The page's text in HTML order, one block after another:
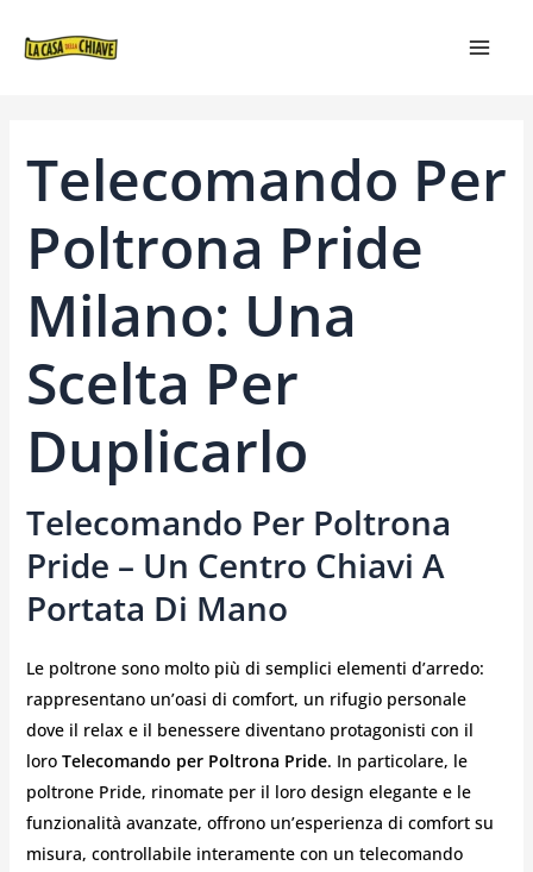
Telecomando Per
Poltrona Pride
Milano: Una
Scelta Per
Duplicarlo
Telecomando Per Poltrona
Pride – Un Centro Chiavi A
Portata Di Mano
Le poltrone sono molto più di semplici elementi d’arredo:
rappresentano un’oasi di comfort, un rifugio personale
dove il relax e il benessere diventano protagonisti con il
loro Telecomando per Poltrona Pride. In particolare, le
poltrone Pride, rinomate per il loro design elegante e le
funzionalità avanzate, offrono un’esperienza di comfort su
misura, controllabile interamente con un telecomando
ARTICOLI